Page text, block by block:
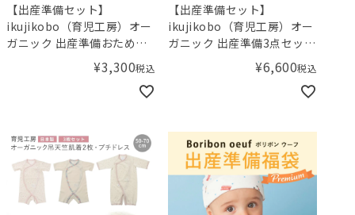
【出産準備セット】
ikujikobo（育児工房）オー
ガニック 出産準備おためし2
点セット（男の子）【小児
科医の育児本プレゼン
ト！】／Amingオリジナル
¥3,300税込
【出産準備セット】
ikujikobo（育児工房）オー
ガニック 出産準備3点セット
（男の子）【小児科医の育
児本プレゼント！】／
¥6,600税込